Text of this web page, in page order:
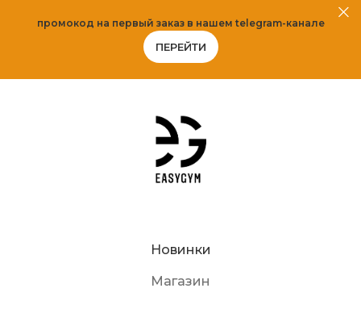
промокод на первый заказ в нашем telegram-канале
ПЕРЕЙТИ
Новинки
Магазин